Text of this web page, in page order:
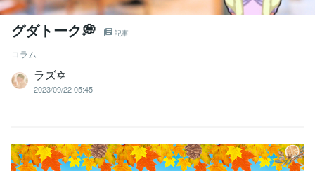
グダトーク💭 記事
コラム
ラズ✡
2023/09/22 05:45